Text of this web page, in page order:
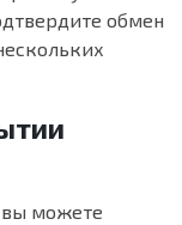
обмен
вы можете